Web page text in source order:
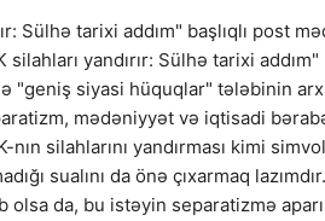
Sülhə tarixi addım" başlıqlı post
yandırır: Sülhə tarixi
"geniş siyasi hüquqlar" tələbinin
mədəniyyət və iqtisadi
silahlarını yandırması kimi
sualını da önə çıxarmaq
olsa da, bu istəyin separatizmə